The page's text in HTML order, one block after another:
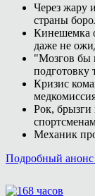
Через жару
страны
Кинешемка
даже не
"Мозгов бы
подготовку
Кризис
Рок, брызги
Механик
Подробный анонс